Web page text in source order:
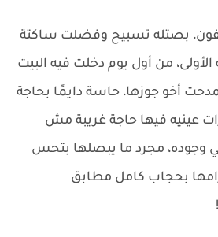
بصتله تسبيح وفضلت ساكتة
الأولى، من أول يوم دخلت فيه البيت
أخو جوزها، حاسة دايمًا بحاجة
عينيه فيها حاجة غريبة مش
وجوده، مجرد ما يبصلها بتحس
بحجاب كامل مطابق